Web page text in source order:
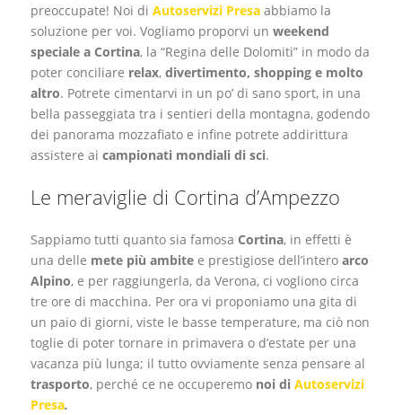
preoccupate! Noi diAutoservizi Presa abbiamo la
soluzione per voi. Vogliamo proporvi unweekend
speciale a Cortina, la “Regina delle Dolomiti” in modo da
poter conciliare relax,divertimento, shopping e molto
altro. Potrete cimentarvi in un po’ di sano sport, in una
bella passeggiata tra i sentieri della montagna, godendo
dei panorama mozzafiato e infine potrete addirittura
assistere aicampionati mondiali di sci.
Le meraviglie di Cortina d’Ampezzo
Sappiamo tutti quanto sia famosa Cortina, in effetti è
una delle mete più ambite e prestigiose dell’interoarco
Alpino, e per raggiungerla, da Verona, ci vogliono circa
tre ore di macchina. Per ora vi proponiamo una gita di
un paio di giorni, viste le basse temperature, ma ciò non
toglie di poter tornare in primavera o d’estate per una
vacanza più lunga; il tutto ovviamente senza pensare al
trasporto, perché ce ne occuperemo noi diAutoservizi
Presa.